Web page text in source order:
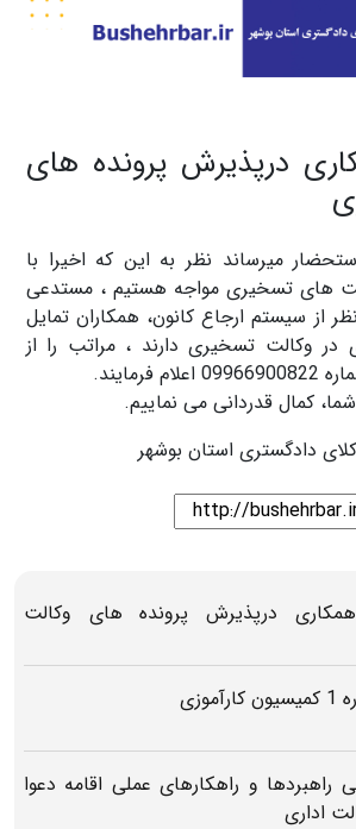
درپذیرش پرونده های
میرساند نظر به این که اخیرا با
های تسخیری مواجه هستیم ، مستدعی
از سیستم ارجاع کانون، همکاران تمایل
وکالت تسخیری دارند ، مراتب را از
کمال قدردانی می نماییم.
دادگستری استان بوشهر
دعوت به همکاری درپذیرش پرونده های وکالت
راهبردها و راهکارهای عملی اقامه دعوا
اداری